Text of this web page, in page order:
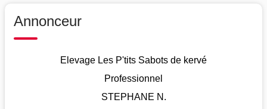
Annonceur
Elevage Les P'tits Sabots de kervé
Professionnel
STEPHANE N.